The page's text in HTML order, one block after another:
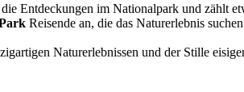
Entdeckungen im Nationalpark und zählt
Reisende an, die das Naturerlebnis
Naturerlebnissen und der Stille